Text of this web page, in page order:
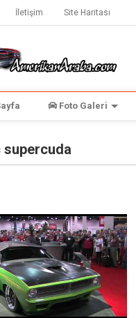
İletişim Site Haritası
Foto Galeri
supercuda